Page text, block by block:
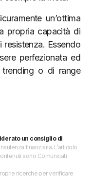
un’ottima
propria capacità di
Essendo
perfezionata ed
o di range
un consiglio di
finanziaria. L’articolo
sono Comunicati
ricerche per verificare